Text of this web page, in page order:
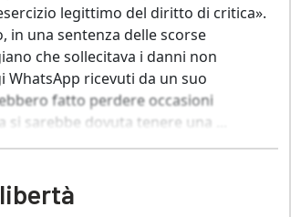
legittimo del diritto di critica».
in una sentenza delle scorse
che sollecitava i danni non
ricevuti da un suo
fatto perdere occasioni
sarebbe dovuta tenere una ...